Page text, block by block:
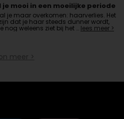
je mooi in een moeilijke periode
je maar overkomen: haarverlies. Het
dat je haar steeds dunner wordt,
nog weleens ziet bij het … lees meer >
meer >